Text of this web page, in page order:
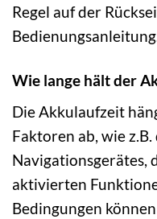
Regel auf der
Wie lange hält der
Die Akkulaufzeit
Faktoren ab, wie
Navigationsgerätes,
aktivierten
Bedingungen